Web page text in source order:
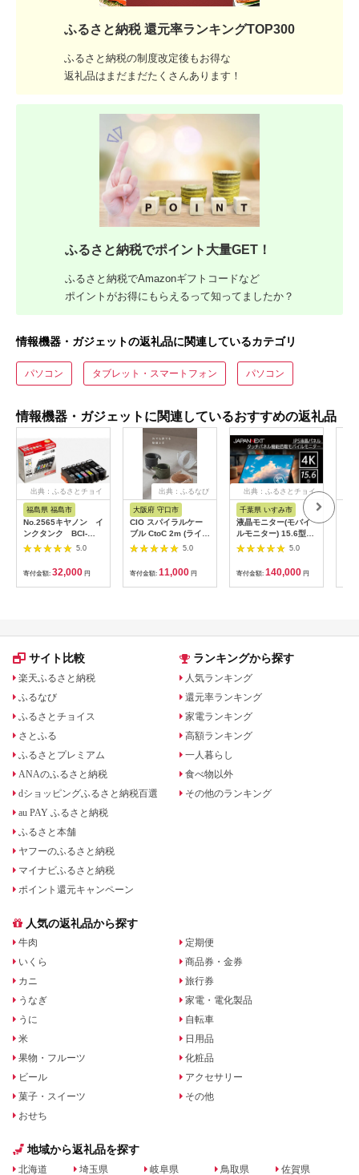
ふるさと納税 還元率ランキングTOP300
ふるさと納税の制度改定後もお得な
返礼品はまだまだたくさんあります！
ふるさと納税でポイント大量GET！
ふるさと納税でAmazonギフトコードなど
ポイントがお得にもらえるって知ってましたか？
情報機器・ガジェットの返礼品に関連しているカテゴリ
パソコン タブレット・スマートフォン パソコン
情報機器・ガジェットに関連しているおすすめの返礼品
出典：ふるさとチョイ
福島県 福島市
No.2565キヤノン イ
ンクタンク BCI-
351XL＋350XL/6MP
5.0
寄付金額: 32,000 円
出典：ふるなび
大阪府 守口市
CIO スパイラルケー
ブル CtoC 2m (ライト
ブラック)｜Type-C 充
5.0
寄付金額: 11,000 円
出典：ふるさとチョイ
千葉県 いすみ市
液晶モニター(モバイ
ルモニター) 15.6型ワ
イド 4K タッチパネ
ル対応 リファビッシ
ュ品【1466952】
5.0
寄付金額: 140,000 円
サイト比較
楽天ふるさと納税
ふるなび
ふるさとチョイス
さとふる
ふるさとプレミアム
ANAのふるさと納税
dショッピングふるさと納税百選
au PAY ふるさと納税
ふるさと本舗
ヤフーのふるさと納税
マイナビふるさと納税
ポイント還元キャンペーン
ランキングから探す
人気ランキング
還元率ランキング
家電ランキング
高額ランキング
一人暮らし
食べ物以外
その他のランキング
人気の返礼品から探す
牛肉
いくら
カニ
うなぎ
うに
米
果物・フルーツ
ビール
菓子・スイーツ
おせち
定期便
商品券・金券
旅行券
家電・電化製品
自転車
日用品
化粧品
アクセサリー
その他
地域から返礼品を探す
北海道 埼玉県 岐阜県 鳥取県 佐賀県